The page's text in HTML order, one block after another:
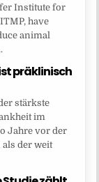
Institute for
have
animal
präklinisch
stärkste
im
Jahre vor der
der weit